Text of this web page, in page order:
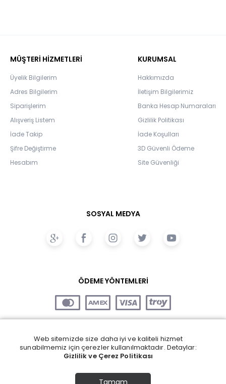
MÜŞTERİ HİZMETLERİ
Üyelik Bilgilerim
Adres Bilgilerim
Siparişlerim
Alışveriş Listem
İade Takip
Şifre Değiştirme
Hesabım
KURUMSAL
Hakkımızda
İletişim Bilgilerimiz
Banka Hesap Numaraları
Gizlilik Politikası
İade Koşulları
3D Güvenli Ödeme
Site Güvenliği
SOSYAL MEDYA
ÖDEME YÖNTEMLERİ
Web sitemizde size daha iyi ve kaliteli hizmet
sunabilmemiz için çerezler kullanılmaktadır. Detaylar:
Gizlilik ve Çerez Politikası
Tamam